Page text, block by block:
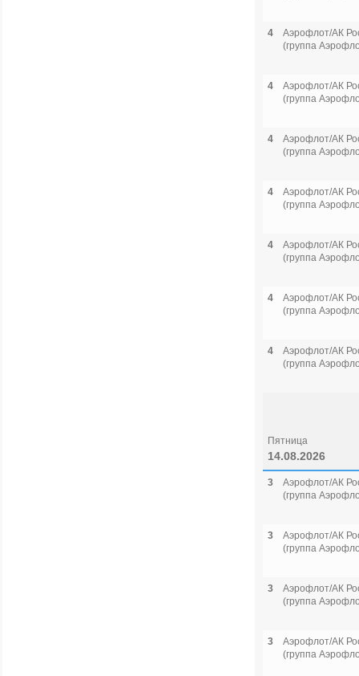
4
Аэрофлот/АК
(группа
4
Аэрофлот/АК
(группа
4
Аэрофлот/АК
(группа
4
Аэрофлот/АК
(группа
4
Аэрофлот/АК
(группа
4
Аэрофлот/АК
(группа
4
Аэрофлот/АК
(группа
Пятница
14.08.2026
3
Аэрофлот/АК
(группа
3
Аэрофлот/АК
(группа
3
Аэрофлот/АК
(группа
3
Аэрофлот/АК
(группа